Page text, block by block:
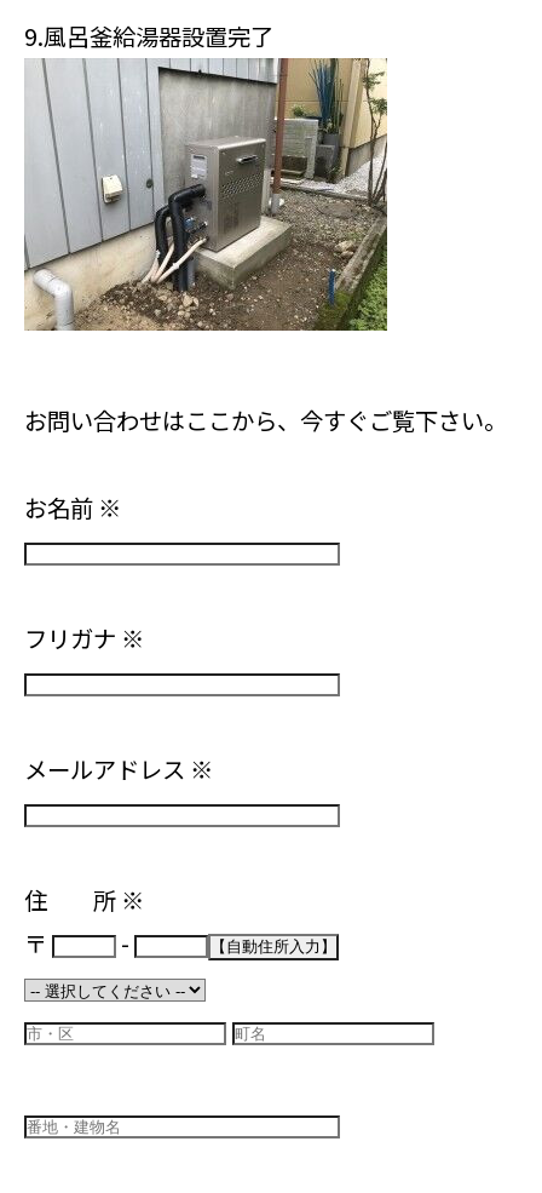
9.風呂釜給湯器設置完了
お問い合わせはここから、今すぐご覧下さい。
お名前 ※
フリガナ ※
メールアドレス ※
住 所 ※
〒
-